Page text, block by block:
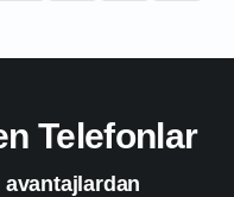
Telefonlar